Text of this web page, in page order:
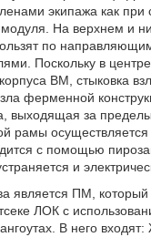
экипажа как при
На верхнем и
по
Поскольку в
ВМ, стыковка
ферменной
за
рамы
с помощью
и
является ПМ,
ЛОК с
В него